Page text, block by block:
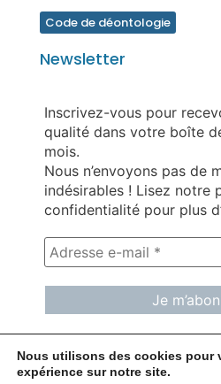
Code de déontologie
Newsletter
Inscrivez-vous pour
qualité dans votre boîte
mois.
Nous n’envoyons pas de
indésirables ! Lisez notre
confidentialité pour plus
Nous utilisons des cookies pour
expérience sur notre site.